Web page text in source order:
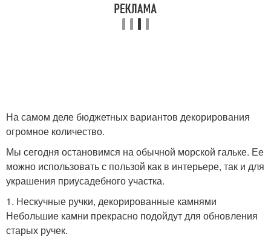
На самом деле бюджетных вариантов декорирования
огромное количество.
Мы сегодня остановимся на обычной морской гальке. Ее
можно использовать с пользой как в интерьере, так и для
украшения приусадебного участка.
1. Нескучные ручки, декорированные камнями
Небольшие камни прекрасно подойдут для обновления
старых ручек.